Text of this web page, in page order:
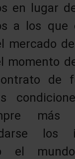
en lugar
a los que
mercado
momento
de
los
el